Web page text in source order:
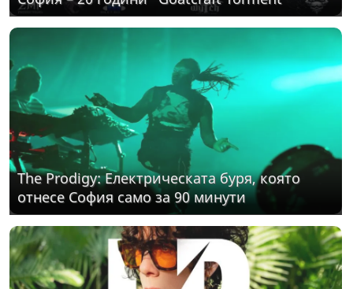
The Prodigy: Електрическата буря, която
отнесе София само за 90 минути